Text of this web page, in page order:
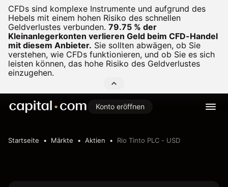
CFDs sind komplexe Instrumente und aufgrund des
Hebels mit einem hohen Risiko des schnellen
Geldverlustes verbunden. 79.75 % der
Kleinanlegerkonten verlieren Geld beim CFD-Handel
mit diesem Anbieter. Sie sollten abwägen, ob Sie
verstehen, wie CFDs funktionieren, und ob Sie es sich
leisten können, das hohe Risiko des Geldverlustes
einzugehen.
Konto eröffnen
Startseite Märkte Aktien Rio Tinto PLC - USD